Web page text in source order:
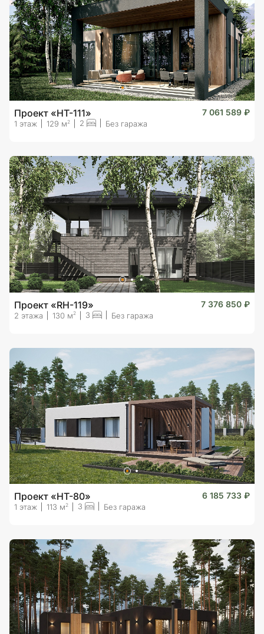
Проект «HT-111» 7 061 589 ₽
1 этаж 129 м 2 2 Без гаража
Проект «RH-119» 7 376 850 ₽
2 этажа 130 м2 3 Без гаража
Проект «HT-80» 6 185 733 ₽
1 этаж 113 м 2 3 Без гаража